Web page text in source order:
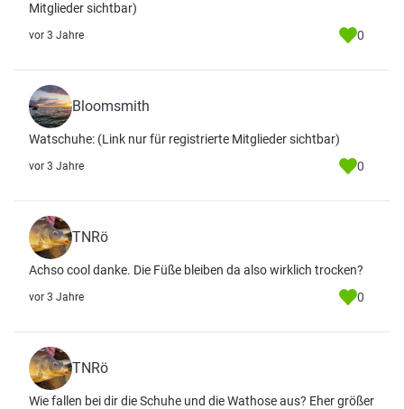
Mitglieder sichtbar)
vor 3 Jahre 0
Bloomsmith
Watschuhe: (Link nur für registrierte Mitglieder sichtbar)
vor 3 Jahre 0
TNRö
Achso cool danke. Die Füße bleiben da also wirklich trocken?
vor 3 Jahre 0
TNRö
Wie fallen bei dir die Schuhe und die Wathose aus? Eher größer